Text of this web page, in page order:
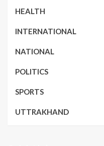
HEALTH
INTERNATIONAL
NATIONAL
POLITICS
SPORTS
UTTRAKHAND